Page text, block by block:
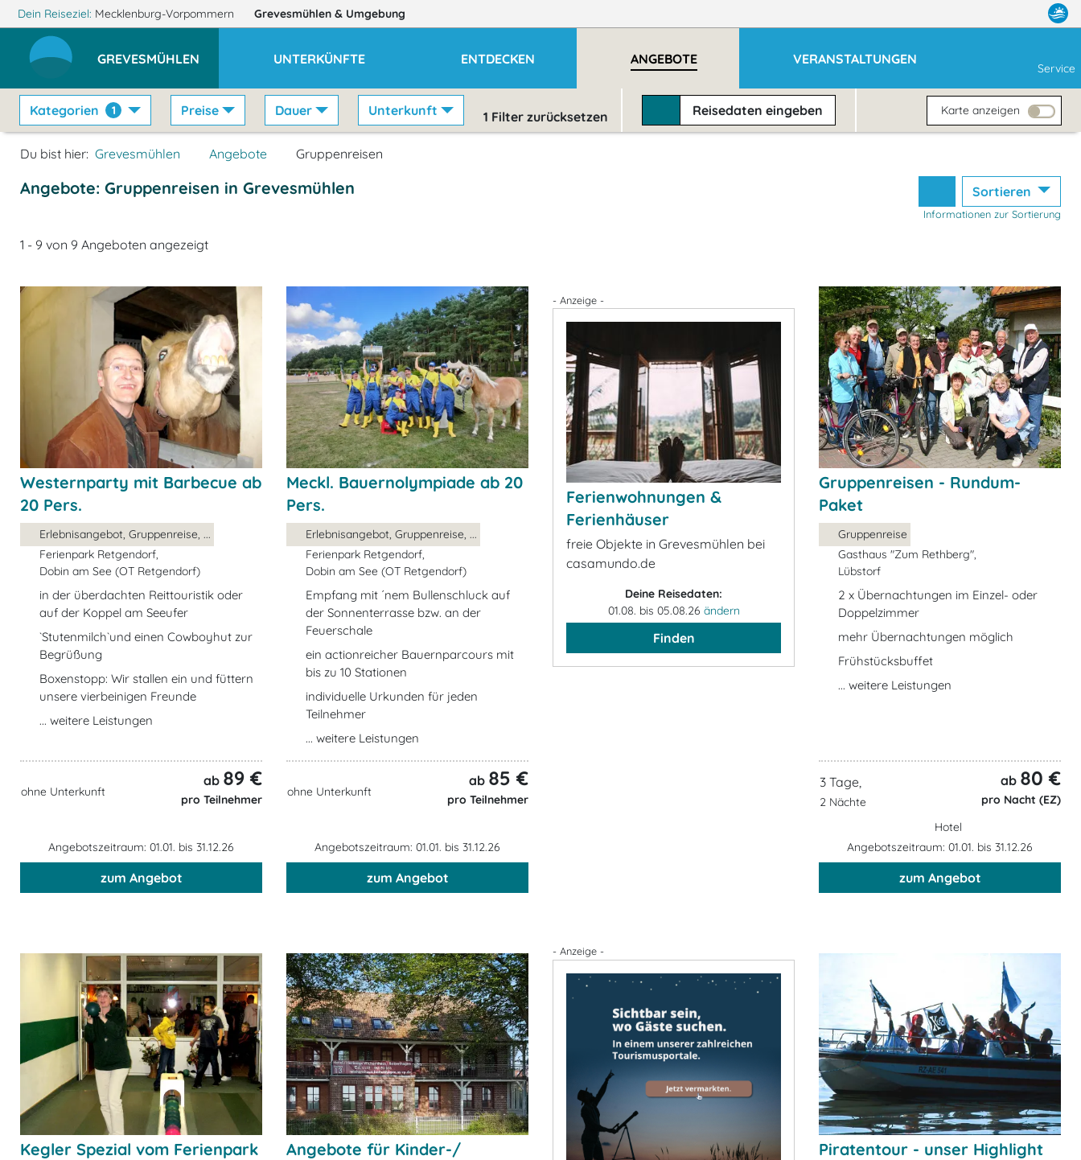
Dein Reiseziel: Mecklenburg-Vorpommern Grevesmühlen & Umgebung
GREVESMÜHLEN UNTERKÜNFTE ENTDECKEN ANGEBOTE VERANSTALTUNGEN
Service
Kategorien 1 Preise Dauer Unterkunft 1 Filter zurücksetzen Reisedateneingeben Karte anzeigen
Du bist hier: Grevesmühlen Angebote Gruppenreisen
Angebote: Gruppenreisen in Grevesmühlen Sortieren
Informationen zur Sortierung
1 - 9 von 9 Angeboten angezeigt
Westernparty mit Barbecue ab
20 Pers.
Erlebnisangebot, Gruppenreise, ...
Ferienpark Retgendorf,
Dobin am See (OT Retgendorf)
in der überdachten Reittouristik oder
auf der Koppel am Seeufer
`Stutenmilch`und einen Cowboyhut zur
Begrüßung
Boxenstopp: Wir stallen ein und füttern
unsere vierbeinigen Freunde
... weitere Leistungen
ohne Unterkunft
ab 89 €
pro Teilnehmer
Angebotszeitraum: 01.01. bis 31.12.26
zum Angebot
Meckl. Bauernolympiade ab 20
Pers.
Erlebnisangebot, Gruppenreise, ...
Ferienpark Retgendorf,
Dobin am See (OT Retgendorf)
Empfang mit ´nem Bullenschluck auf
der Sonnenterrasse bzw. an der
Feuerschale
ein actionreicher Bauernparcours mit
bis zu 10 Stationen
individuelle Urkunden für jeden
Teilnehmer
... weitere Leistungen
ohne Unterkunft
ab 85 €
pro Teilnehmer
Angebotszeitraum: 01.01. bis 31.12.26
zum Angebot
- Anzeige -
Ferienwohnungen &
Ferienhäuser
freie Objekte in Grevesmühlen bei
casamundo.de
Deine Reisedaten:
01.08. bis 05.08.26 ändern
Finden
Gruppenreisen - Rundum-
Paket
Gruppenreise
Gasthaus "Zum Rethberg",
Lübstorf
2 x Übernachtungen im Einzel- oder
Doppelzimmer
mehr Übernachtungen möglich
Frühstücksbuffet
... weitere Leistungen
3 Tage,
2 Nächte
ab 80 €
pro Nacht (EZ)
Hotel
Angebotszeitraum: 01.01. bis 31.12.26
zum Angebot
Kegler Spezial vom Ferienpark
Angebote für Kinder-/
- Anzeige -
Piratentour - unser Highlight